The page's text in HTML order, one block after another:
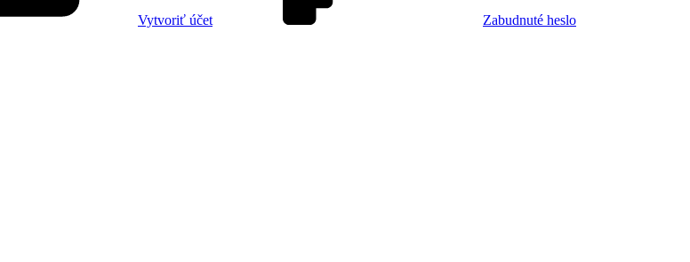
Vytvoriť účet Zabudnuté heslo